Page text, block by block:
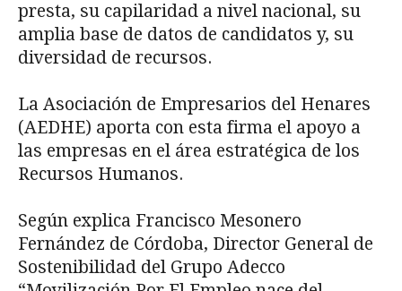
presta, su capilaridad a nivel nacional, su
amplia base de datos de candidatos y, su
diversidad de recursos.
La Asociación de Empresarios del Henares
(AEDHE) aporta con esta firma el apoyo a
las empresas en el área estratégica de los
Recursos Humanos.
Según explica Francisco Mesonero
Fernández de Córdoba, Director General de
Sostenibilidad del Grupo Adecco